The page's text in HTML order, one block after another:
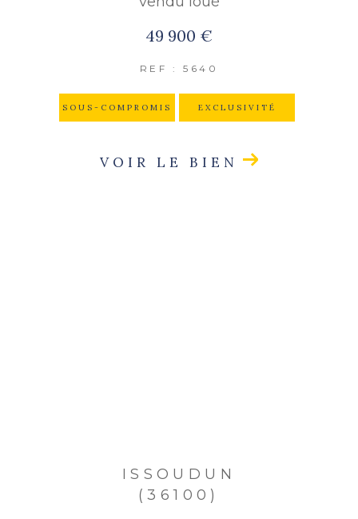
49 900 €
REF : 5640
SOUS-COMPROMIS EXCLUSIVITÉ
VOIR LE BIEN
ISSOUDUN
(36100)